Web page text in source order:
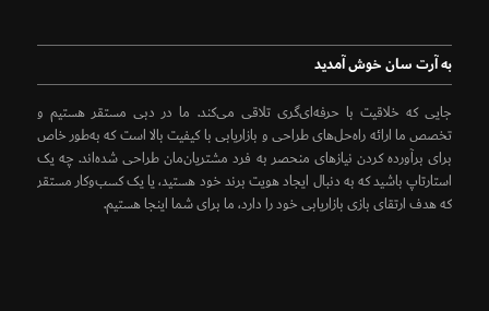
به آرت سان خوش آمدید
جایی که خلاقیت با حرفه‌ای‌گری تلاقی می‌کند. ما در دبی مستقر هستیم و
تخصص ما ارائه راه‌حل‌های طراحی و بازاریابی با کیفیت بالا است که به‌طور خاص
برای برآورده کردن نیازهای منحصر به فرد مشتریان‌مان طراحی شده‌اند. چه یک
استارتاپ باشید که به دنبال ایجاد هویت برند خود هستید، یا یک کسب‌وکار مستقر
که هدف ارتقای بازی بازاریابی خود را دارد، ما برای شما اینجا هستیم.